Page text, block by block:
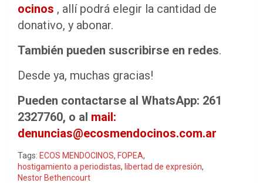
ocinos , allí podrá elegir la cantidad de
donativo, y abonar.
También pueden suscribirse en redes.
Desde ya, muchas gracias!
Pueden contactarse al WhatsApp: 261
2327760, o al mail:
denuncias@ecosmendocinos.com.ar
Tags: ECOS MENDOCINOS, FOPEA,
hostigamiento a periodistas, libertad de expresión,
Nestor Bethencourt